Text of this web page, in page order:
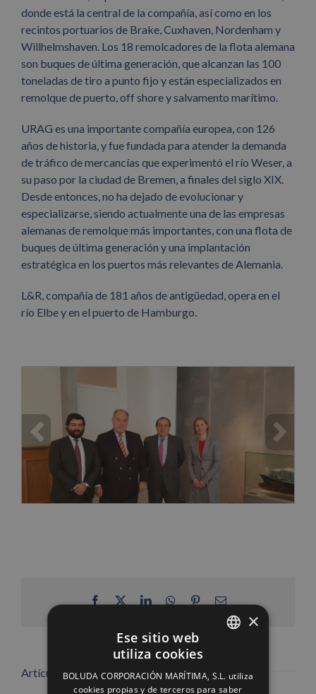
donde está la central de la compañía, así como en los
recintos portuarios de Brake, Cuxhaven, Nordenham y
Willhelmshaven. Los 18 remolcadores de la flota alemana
son buques de última generación, que alcanzan las 100
toneladas de tiro a punto fijo y están especializados en
remolque de puerto, off shore y salvamento marítimo.
URAG es una importante compañía europea, con 126
años de historia, y fue fundada para atender la demanda
de tráfico de mercancías que experimentó el río Weser, a
su paso por la ciudad de Bremen, a finales del siglo XIX.
Desde entonces, no ha dejado de evolucionar y
especializarse, siendo actualmente una de las empresas
alemanas de remolque más importantes, con una flota de
buques de última generación y una implantación
estratégica en los puertos más relevantes de Alemania.
L&R, compañía de 181 años de antigüedad, opera en el
río Elbe y en el puerto de Hamburgo.
Facebook LinkedInWhatsApp
PinterestCorreo
electrónico
Artículos relacionados
ENGLISH
×
Ese sitio web
utiliza cookies
BOLUDA CORPORACIÓN MARÍTIMA, S.L. utiliza
cookies propias y de terceros para saber